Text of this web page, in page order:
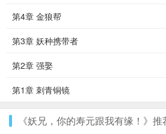
第4章 金狼帮
第3章 妖种携带者
第2章 强娶
第1章 刺青铜镜
《妖兄，你的寿元跟我有缘！》推